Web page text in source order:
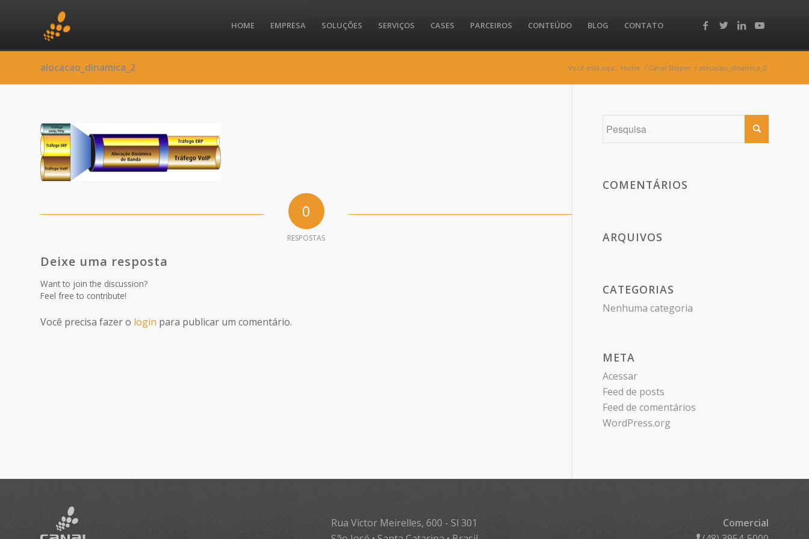
HOME EMPRESA SOLUÇÕES SERVIÇOS CASES PARCEIROS CONTEÚDO BLOG CONTATO
alocacao_dinamica_2 Você está aqui: Home / Canal Shaper / alocacao_dinamica_2
0
RESPOSTAS
Deixe uma resposta
Want to join the discussion?
Feel free to contribute!
Você precisa fazer o login para publicar um comentário.
COMENTÁRIOS
ARQUIVOS
CATEGORIAS
Nenhuma categoria
META
Acessar
Feed de posts
Feed de comentários
WordPress.org
Rua Victor Meirelles, 600 - Sl 301
Comercial